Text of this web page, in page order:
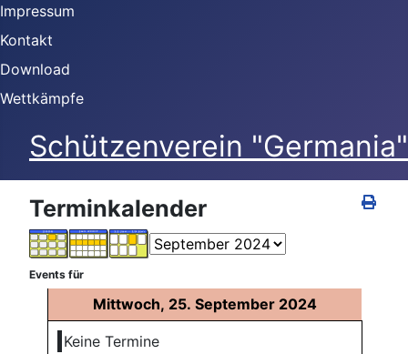
Impressum
Kontakt
Download
Wettkämpfe
Schützenverein
Terminkalender
Events für
Mittwoch, 25. September 2024
Keine Termine